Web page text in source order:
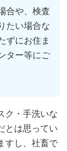
合や、検査
たい場合な
ずにお住ま
ター等にご
ク・手洗いな
とは思ってい
すし、社畜で